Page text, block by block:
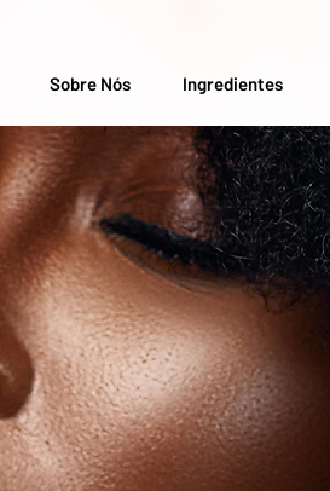
Sobre Nós Ingredientes